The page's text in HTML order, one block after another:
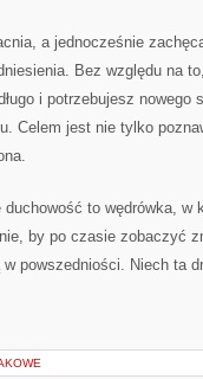
a jednocześnie
Bez względu na
i potrzebujesz nowego
Celem jest nie tylko
to wędrówka, w
by po czasie zobaczyć
powszedniości. Niech ta